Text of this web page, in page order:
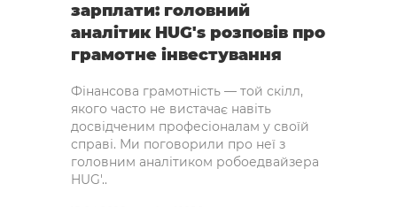
зарплати: головний
аналітик HUG's розповів про
грамотне інвестування
Фінансова грамотність — той скілл,
якого часто не вистачає навіть
досвідченим професіоналам у своїй
справі. Ми поговорили про неї з
головним аналітиком робоедвайзера
HUG'..